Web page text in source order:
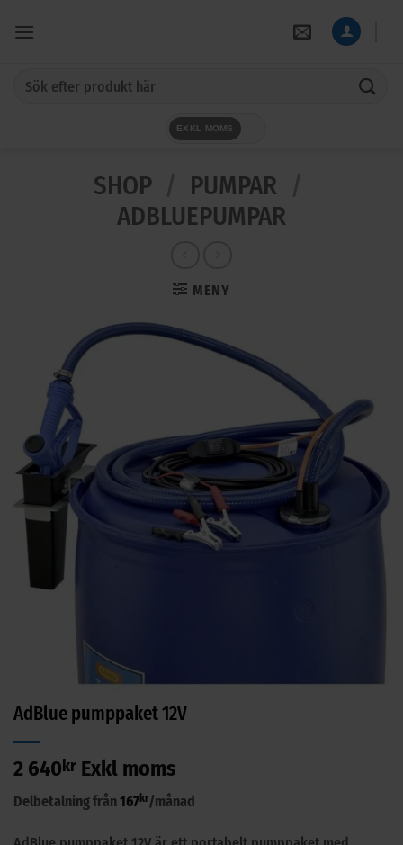
EXKL MOMS
SHOP PUMPAR
ADBLUEPUMPAR
MENY
AdBlue pumppaket 12V
2 640 kr Exkl moms
Delbetalning från167 kr/månad